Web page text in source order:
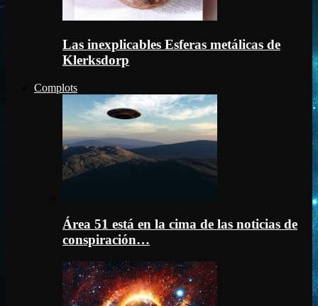
Las inexplicables Esferas metálicas de
Klerksdorp
Complots
Área 51 está en la cima de las noticias de
conspiración…